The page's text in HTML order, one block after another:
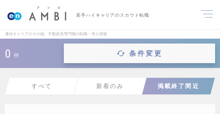
若手ハイキャリアのスカウト転職
通信キャリアのその他、不動産系専門職の転職・求人情報
0 件 条件変更
すべて 新着のみ 掲載終了間近